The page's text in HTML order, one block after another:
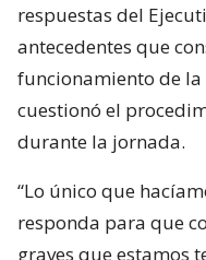
respuestas del
antecedentes que
funcionamiento de
cuestionó el
durante la jornada.
“Lo único que
responda para que
graves que estamos